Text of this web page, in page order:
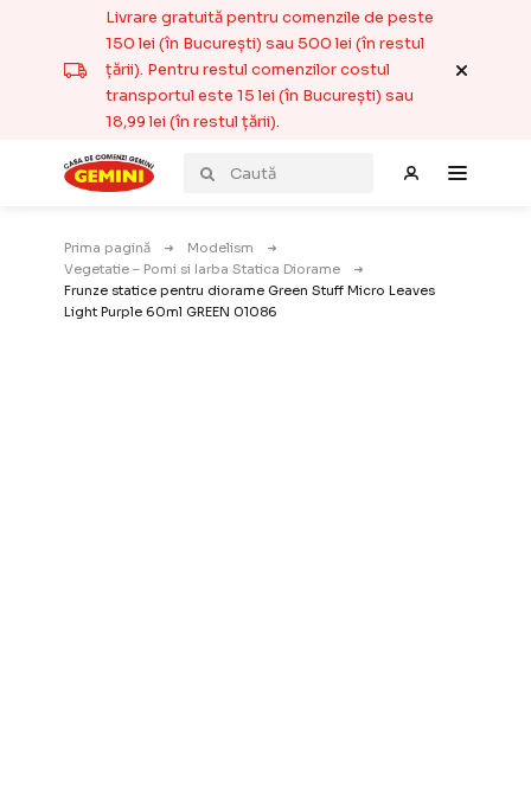
Livrare gratuită pentru comenzile de peste
150 lei (în București) sau 500 lei (în restul
țării). Pentru restul comenzilor costul
transportul este 15 lei (în București) sau
18,99 lei (în restul țării).
Prima pagină
Modelism
Vegetatie – Pomi si Iarba Statica Diorame
Frunze statice pentru diorame Green Stuff Micro Leaves
Light Purple 60ml GREEN 01086